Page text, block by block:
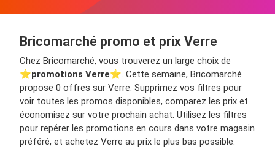
Bricomarché promo et prix Verre
Chez Bricomarché, vous trouverez un large choix de
⭐️promotions Verre⭐️. Cette semaine, Bricomarché
propose 0 offres sur Verre. Supprimez vos filtres pour
voir toutes les promos disponibles, comparez les prix et
économisez sur votre prochain achat. Utilisez les filtres
pour repérer les promotions en cours dans votre magasin
préféré, et achetez Verre au prix le plus bas possible.